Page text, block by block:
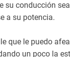
su conducción
a su potencia.
que le puedo
un poco la